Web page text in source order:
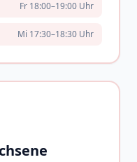
Fr 18:00–19:00 Uhr
Mi 17:30–18:30 Uhr